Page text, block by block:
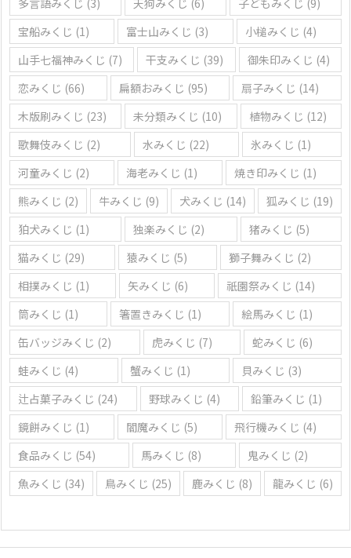
宝船みくじ (1) 富士山みくじ (3) 小槌みくじ (4)
山手七福神みくじ (7) 干支みくじ (39) 御朱印みくじ (4)
恋みくじ (66) 扁額おみくじ (95) 扇子みくじ (14)
木版刷みくじ (23) 未分類みくじ (10) 植物みくじ (12)
歌舞伎みくじ (2) 水みくじ (22) 氷みくじ (1)
河童みくじ (2) 海老みくじ (1) 焼き印みくじ (1)
熊みくじ (2) 牛みくじ (9) 犬みくじ (14) 狐みくじ (19)
狛犬みくじ (1) 独楽みくじ (2) 猪みくじ (5)
猫みくじ (29) 猿みくじ (5) 獅子舞みくじ (2)
相撲みくじ (1) 矢みくじ (6) 祇園祭みくじ (14)
筒みくじ (1) 箸置きみくじ (1) 絵馬みくじ (1)
缶バッジみくじ (2) 虎みくじ (7) 蛇みくじ (6)
蛙みくじ (4) 蟹みくじ (1) 貝みくじ (3)
辻占菓子みくじ (24) 野球みくじ (4) 鉛筆みくじ (1)
鏡餅みくじ (1) 閻魔みくじ (5) 飛行機みくじ (4)
食品みくじ (54) 馬みくじ (8) 鬼みくじ (2)
魚みくじ (34) 鳥みくじ (25) 鹿みくじ (8) 龍みくじ (6)